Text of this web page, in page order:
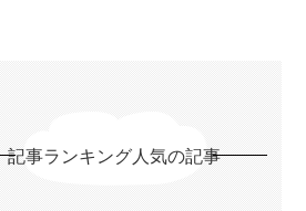
記事ランキング人気の記事